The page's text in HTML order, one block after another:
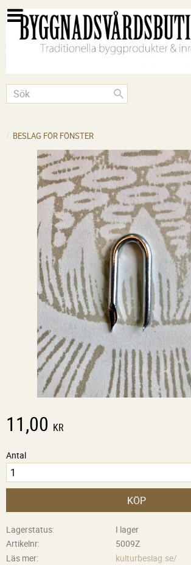
BESLAG FÖR FÖNSTER
11,00 KR
Antal
KÖP
Lagerstatus
I lager
Artikelnr
5009Z
Läs mer
kulturbeslag.se/